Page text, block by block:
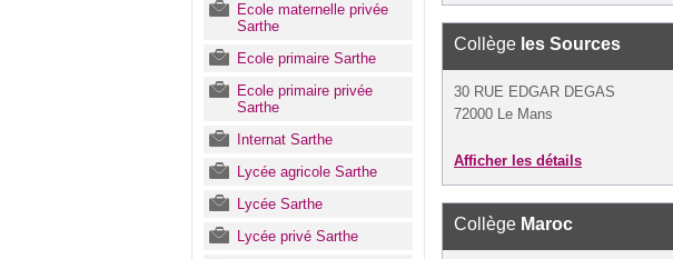
Ecole maternelle privée
Sarthe
Ecole primaire Sarthe
Ecole primaire privée
Sarthe
Internat Sarthe
Lycée agricole Sarthe
Lycée Sarthe
Lycée privé Sarthe
Collège les Sources
30 RUE EDGAR DEGAS
72000 Le Mans
Afficher les détails
Collège Maroc